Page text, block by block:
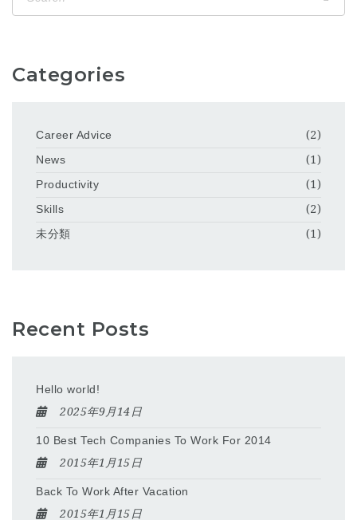
Categories
Career Advice
(2)
News
(1)
Productivity
(1)
Skills
(2)
未分類
(1)
Recent Posts
Hello world!
2025年9月14日
10 Best Tech Companies To Work For 2014
2015年1月15日
Back To Work After Vacation
2015年1月15日